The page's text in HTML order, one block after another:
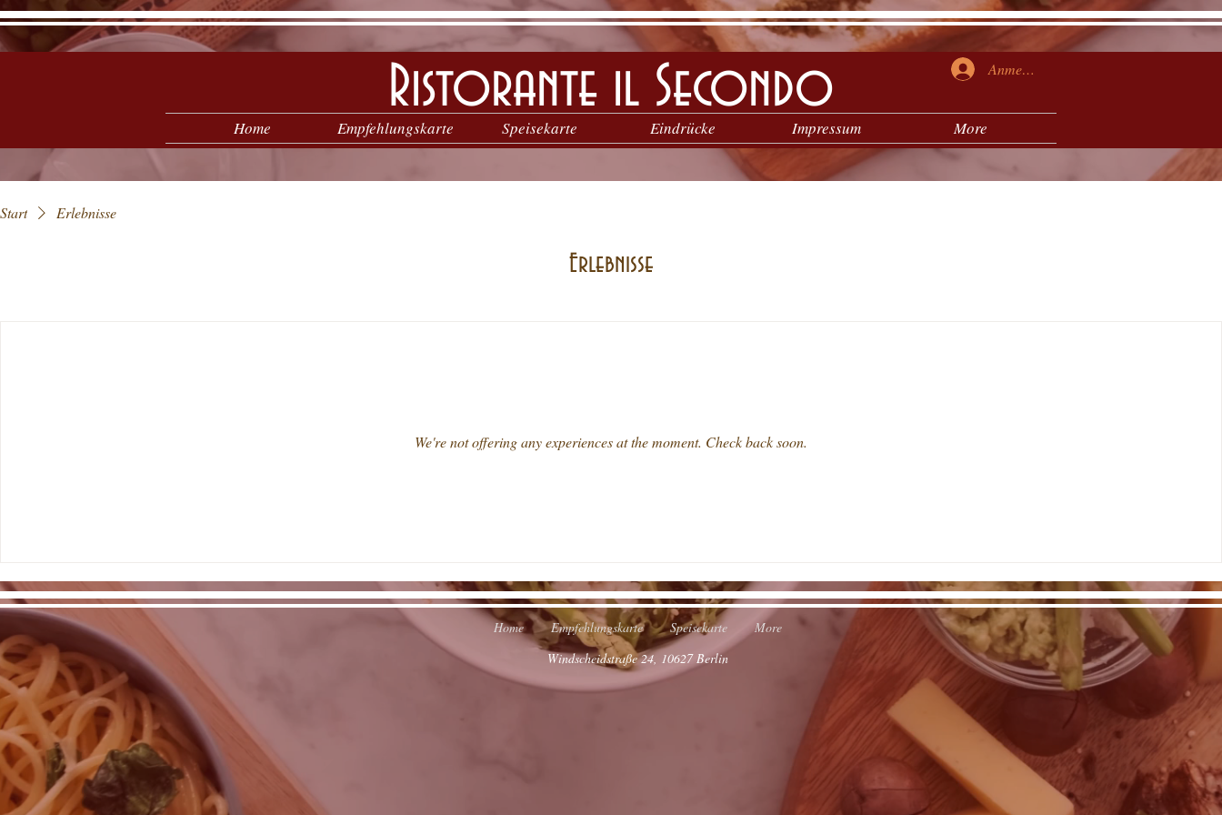
Ristorante il Secondo
Home Empfehlungskarte Speisekarte Eindrücke Impressum More
Anmelden
Start Erlebnisse
Erlebnisse
We're not offering any experiences at the moment. Check back soon.
Home Empfehlungskarte Speisekarte
More
Windscheidstraße 24, 10627 Berlin